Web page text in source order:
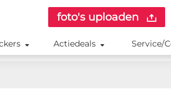
foto's uploaden
Actiedeals Service/